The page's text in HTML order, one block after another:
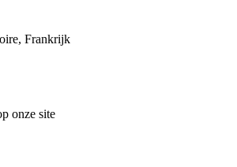
Frankrijk
onze site